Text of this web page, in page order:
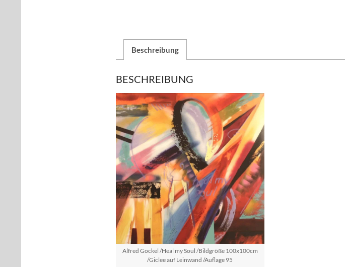
Beschreibung
BESCHREIBUNG
Alfred Gockel /Heal my Soul /Bildgröße 100x100cm
/Giclee auf Leinwand /Auflage 95